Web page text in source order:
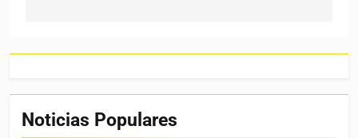
Noticias Populares